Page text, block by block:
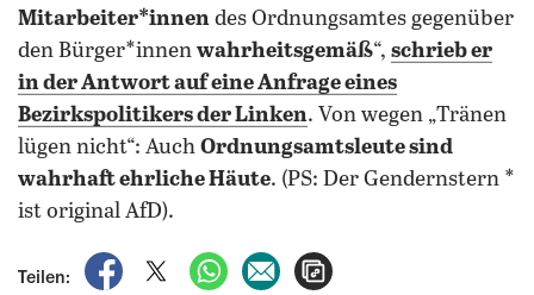
Mitarbeiter*innen des Ordnungsamtes gegenüber
den Bürger*innen wahrheitsgemäß“, schrieb er
in der Antwort auf eine Anfrage eines
Bezirkspolitikers der Linken. Von wegen „Tränen
lügen nicht“: Auch Ordnungsamtsleute sind
wahrhaft ehrliche Häute. (PS: Der Gendernstern *
ist original AfD).
Teilen:
auf Facebook teilen
auf X teilenper WhatsApp teilen
per E-Mail teilen